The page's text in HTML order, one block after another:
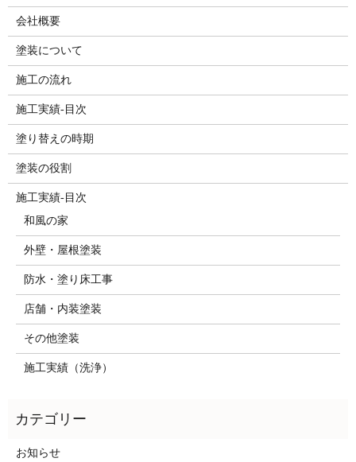
会社概要
塗装について
施工の流れ
施工実績-目次
塗り替えの時期
塗装の役割
施工実績-目次
和風の家
外壁・屋根塗装
防水・塗り床工事
店舗・内装塗装
その他塗装
施工実績（洗浄）
お知らせ